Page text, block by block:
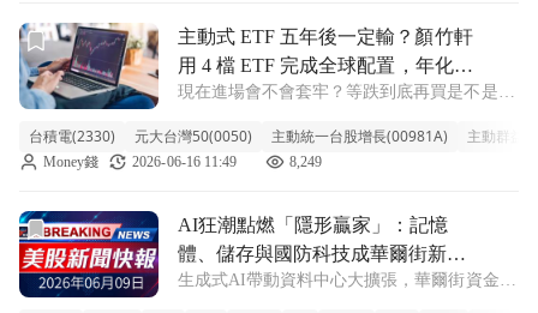
前往主動式 ETF 五年後一定輸？顏竹軒用 4 檔 ETF 完成全
主動式 ETF 五年後一定輸？顏竹軒
用 4 檔 ETF 完成全球配置，年化報
酬逾 13%！
現在進場會不會套牢？等跌到底再買是不是更
年 4 月 22 日)邀請顏竹軒，他曾經是月薪只有
3 萬元超商店員，但靠著紀律投資 ETF，累積
台積電(2330) 元大台灣50(0050) 主動統一台股增長(00981A) 主動群益
Money錢 2026-06-16 11:49 8,249
前往AI狂潮點燃「隱形贏家」：記憶體、儲存與國防科技成
AI狂潮點燃「隱形贏家」：記憶
體、儲存與國防科技成華爾街新主
戰場
生成式AI帶動資料中心大擴張，華爾街資金焦